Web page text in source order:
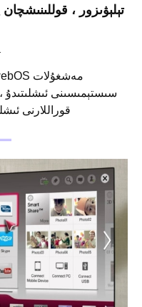
تېلېۋىزور ،
سىستېمىسىنى ئىشلىتىدۇ
قوراللارنى